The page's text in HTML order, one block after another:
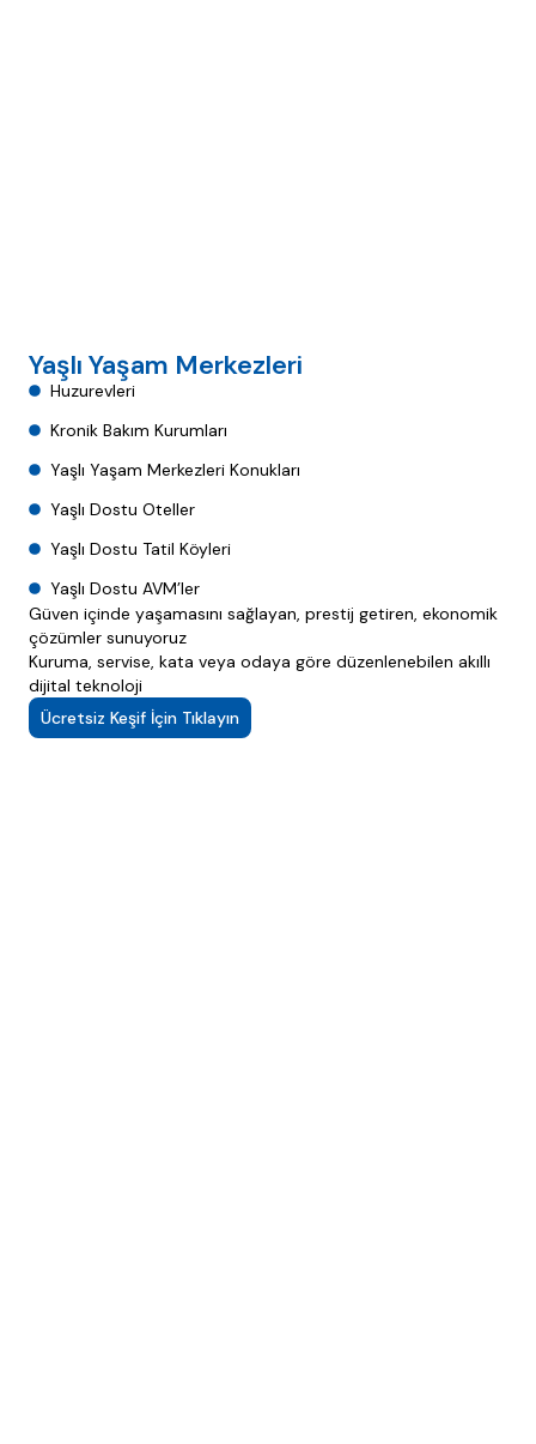
Yaşlı Yaşam Merkezleri
Huzurevleri
Kronik Bakım Kurumları
Yaşlı Yaşam Merkezleri Konukları
Yaşlı Dostu Oteller
Yaşlı Dostu Tatil Köyleri
Yaşlı Dostu AVM’ler
Güven içinde yaşamasını sağlayan, prestij getiren, ekonomik
çözümler sunuyoruz
Kuruma, servise, kata veya odaya göre düzenlenebilen akıllı
dijital teknoloji
Ücretsiz Keşif İçin Tıklayın